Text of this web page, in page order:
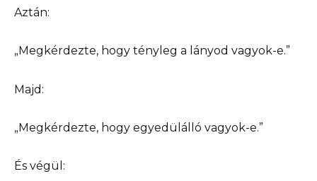
Aztán:
„Megkérdezte, hogy tényleg a lányod vagyok-e.”
Majd:
„Megkérdezte, hogy egyedülálló vagyok-e.”
És végül: